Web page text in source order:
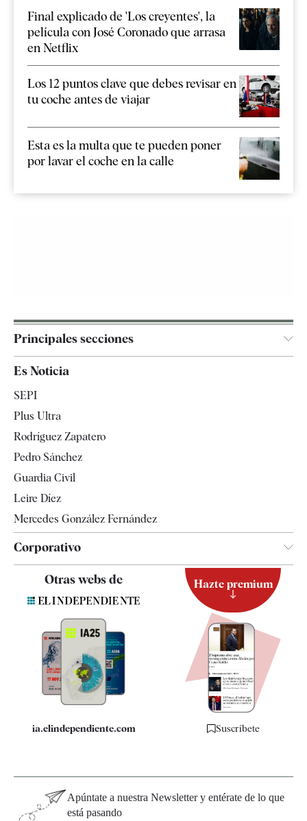
Final explicado de 'Los creyentes', la
película con José Coronado que arrasa
en Netflix
Los 12 puntos clave que debes revisar en
tu coche antes de viajar
Esta es la multa que te pueden poner
por lavar el coche en la calle
Principales secciones
España
Televisión
Es Noticia
SEPI
Plus Ultra
Rodríguez Zapatero
Pedro Sánchez
Guardia Civil
Leire Díez
Mercedes González Fernández
Corporativo
Contacto
Quiénes somos
Especificaciones
Otras webs de
ia.elindependiente.com
Hazte premium
Suscríbete
Apúntate a nuestra Newsletter y entérate de lo que
está pasando